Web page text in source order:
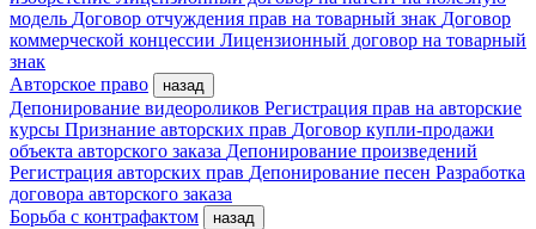
модель Договор отчуждения прав на товарный знак Договор
коммерческой концессии Лицензионный договор на товарный
знак
Авторское право
назад
Депонирование видеороликов Регистрация прав на авторские
курсы Признание авторских прав Договор купли-продажи
объекта авторского заказа Депонирование произведений
Регистрация авторских прав Депонирование песен Разработка
договора авторского заказа
Борьба с контрафактом
назад